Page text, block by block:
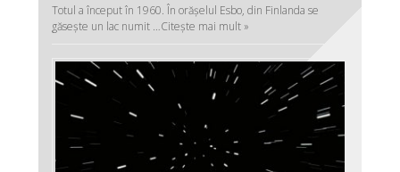
Totul a început în 1960. În orășelul Esbo, din Finlanda se
găsește un lac numit …Citește mai mult »